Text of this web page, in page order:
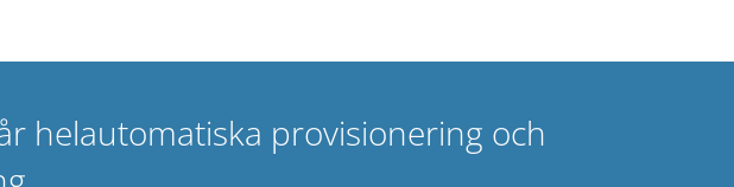
helautomatiska provisionering och